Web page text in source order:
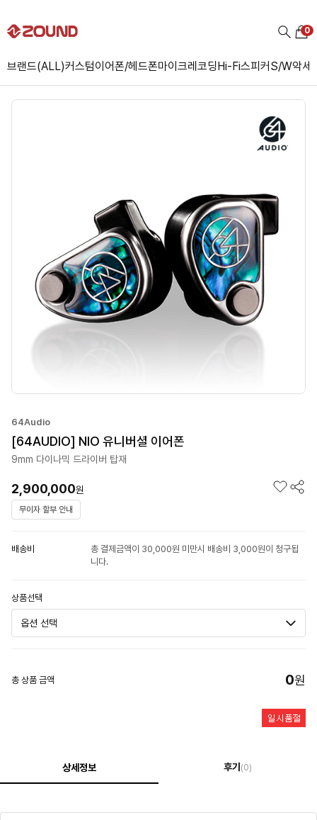
브랜드(ALL)커스텀이어폰/헤드폰마이크레코딩Hi-Fi스피커S/W악세
0
64Audio
[64AUDIO] NIO 유니버셜 이어폰
9mm 다이나믹 드라이버 탑재
2,900,000원
무이자 할부 안내
배송비
총 결제금액이 30,000원 미만시 배송비 3,000원이 청구됩
니다.
상품선택
총 상품 금액 0원
상세정보 후기 (0)